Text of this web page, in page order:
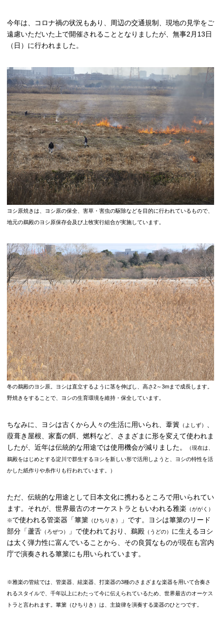
今年は、コロナ禍の状況もあり、周辺の交通規制、現地の見学をご
遠慮いただいた上で開催されることとなりましたが、無事2月13日
（日）に行われました。
ヨシ原焼きは、ヨシ原の保全、害草・害虫の駆除などを目的に行われているもので、
地元の鵜殿のヨシ原保存会及び上牧実行組合が実施しています。
冬の鵜殿のヨシ原。ヨシは直立するように茎を伸ばし、高さ2～3mまで成長します。
野焼きをすることで、ヨシの生育環境を維持・保全しています。
ちなみに、ヨシは古くから人々の生活に用いられ、葦簀 （よしず）
葭葺き屋根、家畜の餌、燃料など、さまざまに形を変えて使われま
したが、近年は伝統的な用途では使用機会が減りました。
（現在は、
鵜殿をはじめとする淀川で群生するヨシを新しい形で活用しようと、ヨシの特性を活
かした紙作りや糸作りも行われています。）
ただ、伝統的な用途として日本文化に携わるところで用いられてい
ます。それが、世界最古のオーケストラともいわれる雅楽 （ががく）
※で使われる管楽器「篳篥 （ひちりき）
」です。ヨシは篳篥のリード
部分「蘆舌 （ろぜつ） 」で使われており、鵜殿 （うどの） に生えるヨシ
は太く弾力性に富んでいることから、その良質なものが現在も宮内
庁で演奏される篳篥にも用いられています。
※雅楽の管絃では、管楽器、絃楽器、打楽器の3種のさまざまな楽器を用いて合奏さ
れるスタイルで、千年以上にわたって今に伝えられているため、世界最古のオーケス
トラと言われます。篳篥（ひちりき）は、主旋律を演奏する楽器のひとつです。